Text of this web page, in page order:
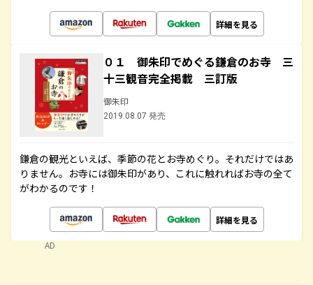
詳細を見る
０１ 御朱印でめぐる鎌倉のお寺 三
十三観音完全掲載 三訂版
御朱印
2019.08.07 発売
鎌倉の観光といえば、季節の花とお寺めぐり。それだけではあ
りません。お寺には御朱印があり、これに触れればお寺の全て
がわかるのです！
詳細を見る
AD